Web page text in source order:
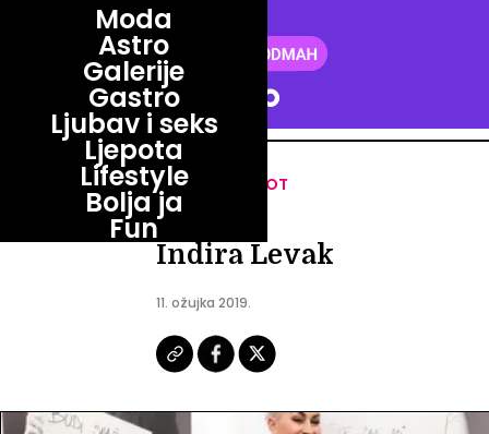
Moda
Astro
Galerije
Gastro
Ljubav i seks
Ljepota
Lifestyle
Bolja ja
Fun
HOT OR NOT
HOT OR NOT
Indira Levak
11. ožujka 2019.